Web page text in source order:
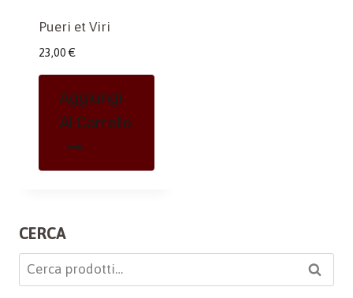
Pueri et Viri
23,00 €
Aggiungi
Al Carrello
CERCA
Cerca: Cerca